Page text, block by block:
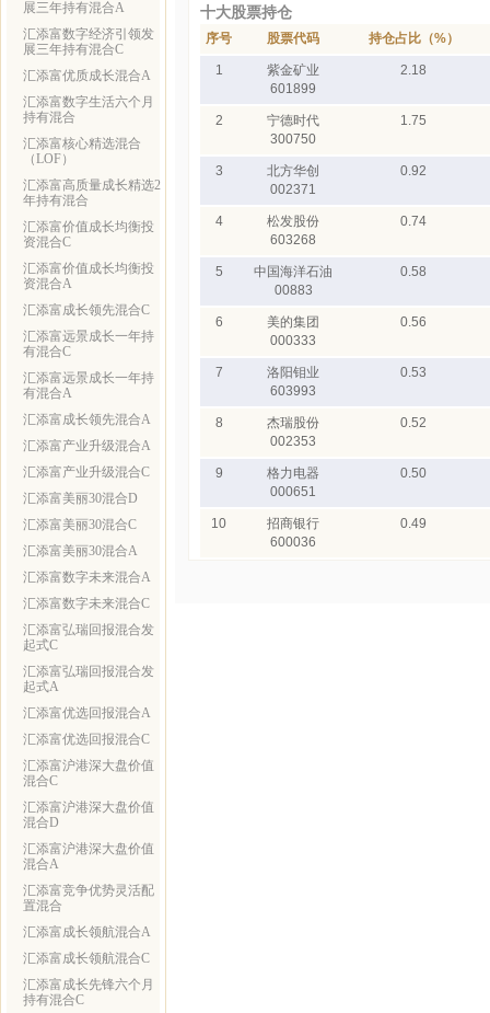
展三年持有混合A
汇添富数字经济引领发
展三年持有混合C
汇添富优质成长混合A
汇添富数字生活六个月
持有混合
汇添富核心精选混合
（LOF）
汇添富高质量成长精选2
年持有混合
汇添富价值成长均衡投
资混合C
汇添富价值成长均衡投
资混合A
汇添富成长领先混合C
汇添富远景成长一年持
有混合C
汇添富远景成长一年持
有混合A
汇添富成长领先混合A
汇添富产业升级混合A
汇添富产业升级混合C
汇添富美丽30混合D
汇添富美丽30混合C
汇添富美丽30混合A
汇添富数字未来混合A
汇添富数字未来混合C
汇添富弘瑞回报混合发
起式C
汇添富弘瑞回报混合发
起式A
汇添富优选回报混合A
汇添富优选回报混合C
汇添富沪港深大盘价值
混合C
汇添富沪港深大盘价值
混合D
汇添富沪港深大盘价值
混合A
汇添富竞争优势灵活配
置混合
汇添富成长领航混合A
汇添富成长领航混合C
汇添富成长先锋六个月
持有混合C
十大股票持仓
序号 股票代码 持仓占比（%）
1
紫金矿业
601899
2.18
2
宁德时代
300750
1.75
3
北方华创
002371
0.92
4
松发股份
603268
0.74
5
中国海洋石油
00883
0.58
6
美的集团
000333
0.56
7
洛阳钼业
603993
0.53
8
杰瑞股份
002353
0.52
9
格力电器
000651
0.50
10
招商银行
600036
0.49